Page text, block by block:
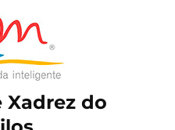
Xadrez do